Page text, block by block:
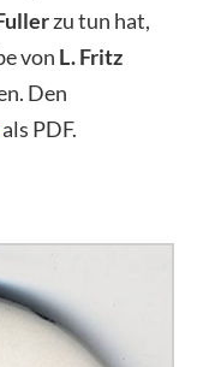
zu tun hat,
von L. Fritz
Den
PDF.